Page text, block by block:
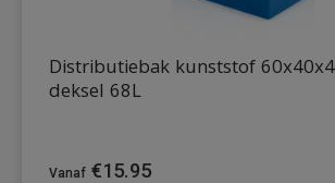
Distributiebak kunststof
deksel 68L
€15.95